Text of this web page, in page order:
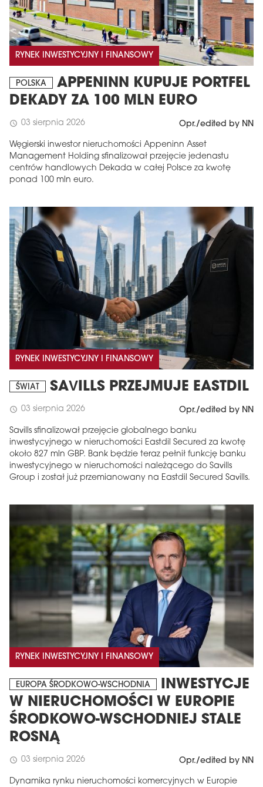
RYNEK INWESTYCYJNY I FINANSOWY
POLSKA
APPENINN KUPUJE PORTFEL
DEKADY ZA 100 MLN EURO
schedule 03 sierpnia 2026 Opr./edited by NN
Węgierski inwestor nieruchomości Appeninn Asset
Management Holding sfinalizował przejęcie jedenastu
centrów handlowych Dekada w całej Polsce za kwotę
ponad 100 mln euro.
RYNEK INWESTYCYJNY I FINANSOWY
ŚWIAT SAVILLS PRZEJMUJE EASTDIL
schedule 03 sierpnia 2026 Opr./edited by NN
Savills sfinalizował przejęcie globalnego banku
inwestycyjnego w nieruchomości Eastdil Secured za kwotę
około 827 mln GBP. Bank będzie teraz pełnił funkcję banku
inwestycyjnego w nieruchomości należącego do Savills
Group i został już przemianowany na Eastdil Secured Savills.
RYNEK INWESTYCYJNY I FINANSOWY
EUROPA ŚRODKOWO-WSCHODNIA
INWESTYCJE
W NIERUCHOMOŚCI W EUROPIE
ŚRODKOWO-WSCHODNIEJ STALE
ROSNĄ
schedule 03 sierpnia 2026 Opr./edited by NN
Dynamika rynku nieruchomości komercyjnych w Europie